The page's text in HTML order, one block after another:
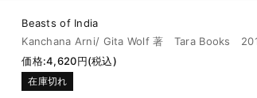
Beasts of India
Kanchana Arni/ Gita Wolf 著 Tara Books
価格:4,620円(税込)
在庫切れ